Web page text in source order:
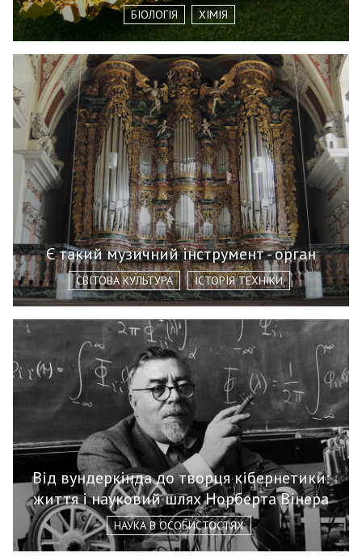
БІОЛОГІЯ ХІМІЯ
Є такий музичний інструмент - орган
СВІТОВА КУЛЬТУРА ІСТОРІЯ ТЕХНІКИ
Від вундеркінда до творця кібернетики:
життя і науковий шлях Норберта Вінера
НАУКА В ОСОБИСТОСТЯХ